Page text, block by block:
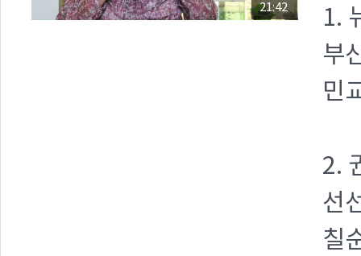
21:42
1.
부
민
2.
선
칠